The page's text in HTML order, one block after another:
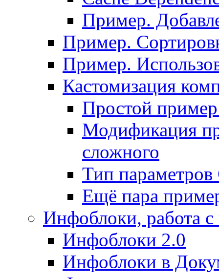
Пример.
Пример.
Пример.
Кастомизация
Простой
Модификация
сложного
Тип
Ещё пара
Инфоблоки, работа
Инфоблоки 2.0
Инфоблоки в